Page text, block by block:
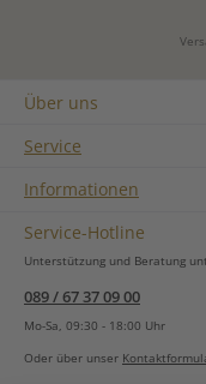
Über uns
Service
Informationen
Service-Hotline
Unterstützung und Beratung
089 / 67 37 09 00
Mo-Sa, 09:30 - 18:00 Uhr
Oder über unser